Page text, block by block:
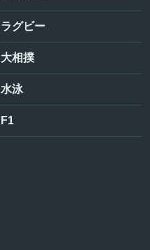
ラグビー
大相撲
水泳
F1